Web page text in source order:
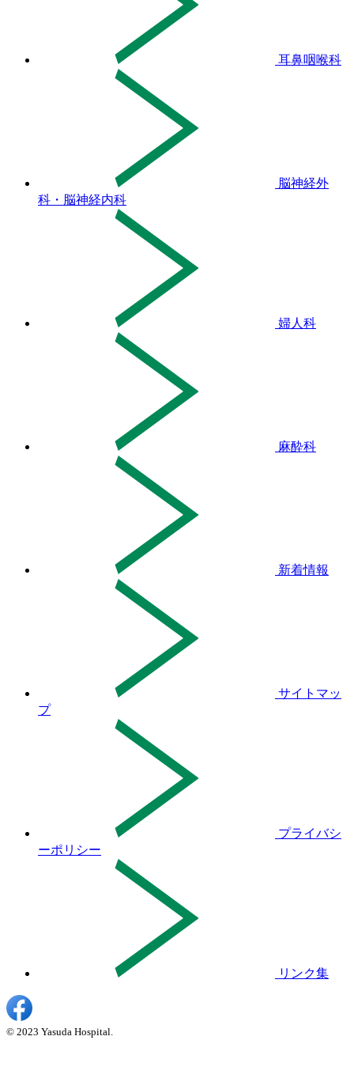
耳鼻咽喉科
脳神経外
科・脳神経内科
婦人科
麻酔科
新着情報
サイトマッ
プ
プライバシ
ーポリシー
リンク集
© 2023 Yasuda Hospital.